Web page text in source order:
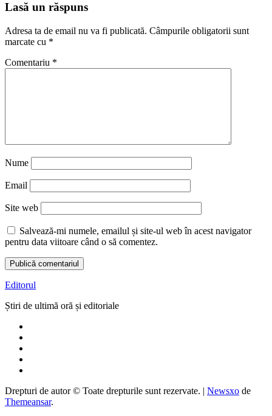
Lasă un răspuns
Adresa ta de email nu va fi publicată. Câmpurile obligatorii sunt
marcate cu *
Comentariu *
Nume
Email
Site web
Salvează-mi numele, emailul și site-ul web în acest navigator
pentru data viitoare când o să comentez.
Editorul
Știri de ultimă oră și editoriale
Drepturi de autor © Toate drepturile sunt rezervate. | Newsxo de
Themeansar.